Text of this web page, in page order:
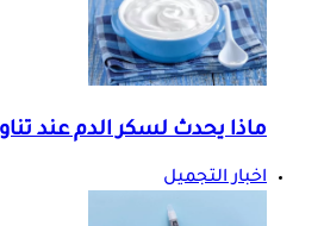
ماذا يحدث لسكر الدم عند
اخبار التجميل